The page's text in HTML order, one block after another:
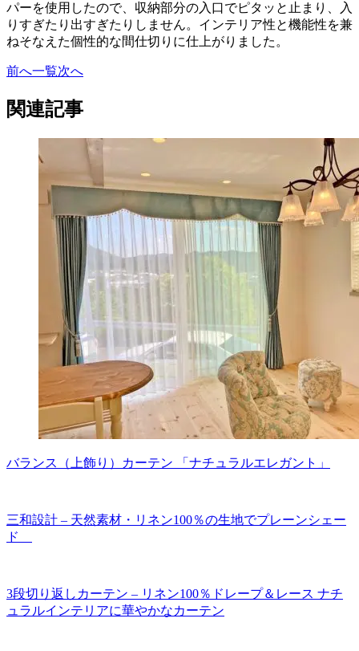
パーを使用したので、収納部分の入口でピタッと止まり、入
りすぎたり出すぎたりしません。インテリア性と機能性を兼
ねそなえた個性的な間仕切りに仕上がりました。
前へ一覧次へ
関連記事
バランス（上飾り）カーテン 「ナチュラルエレガント」
三和設計 – 天然素材・リネン100％の生地でプレーンシェー
ド
3段切り返しカーテン – リネン100％ドレープ＆レース ナチ
ュラルインテリアに華やかなカーテン